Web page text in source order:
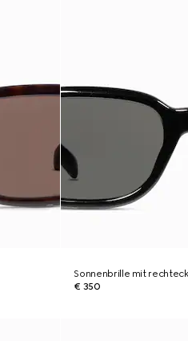
Sonnenbrille mit
€ 350